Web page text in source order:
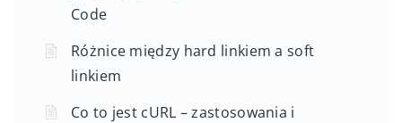
Code
Różnice między hard linkiem a soft
linkiem
Co to jest cURL – zastosowania i